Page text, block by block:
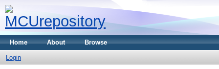
Home About Browse
Login